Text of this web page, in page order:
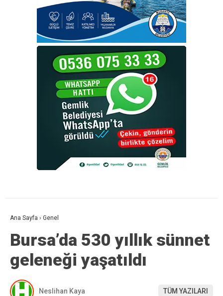
Ana Sayfa › Genel
Bursa’da 530 yıllık sünnet
geleneği yaşatıldı
Neslihan Kaya TÜM YAZILARI